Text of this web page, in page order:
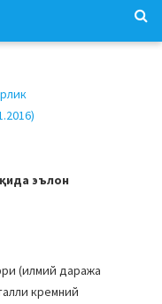
эълон
(илмий даража
кремний